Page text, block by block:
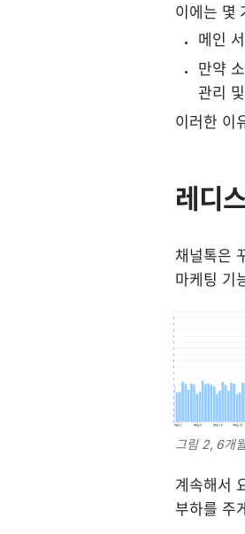
이에는 몇
메인
만약
관리
이러한 이
레디
채널톡은
마케팅 기
그림 2, 6개
계속해서
부하를 주